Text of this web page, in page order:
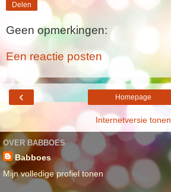
Delen
Geen opmerkingen:
Een reactie posten
‹ Homepage
Internetversie tonen
OVER BABBOES
Babboes
Mijn volledige profiel tonen